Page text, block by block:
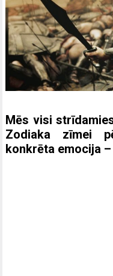
Mēs visi
Zodiaka zīmei
konkrēta emocija